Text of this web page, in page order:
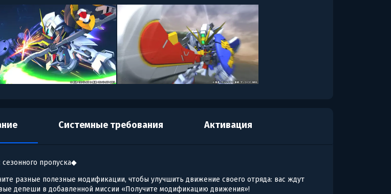
Системные требования Активация
пропуска◆
разные полезные модификации, чтобы улучшить движение своего отряда: вас ждут
депеши в добавленной миссии «Получите модификацию движения»!